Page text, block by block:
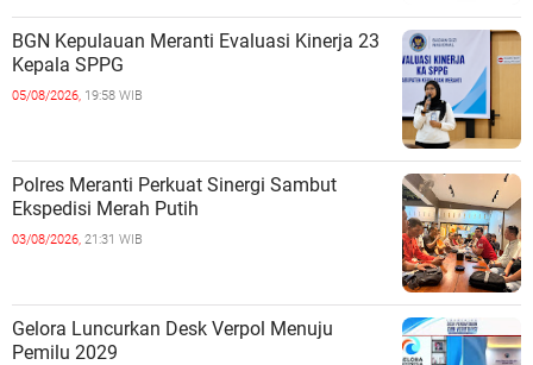
BGN Kepulauan Meranti Evaluasi Kinerja 23
Kepala SPPG
05/08/2026, 19:58 WIB
Polres Meranti Perkuat Sinergi Sambut
Ekspedisi Merah Putih
03/08/2026, 21:31 WIB
Gelora Luncurkan Desk Verpol Menuju
Pemilu 2029